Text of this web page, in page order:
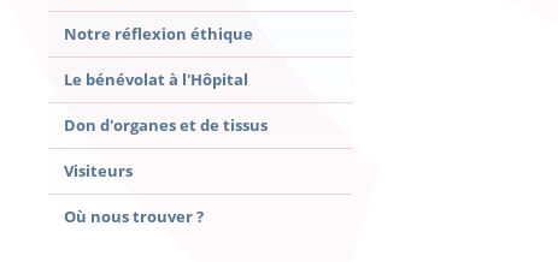
Notre réflexion éthique
Le bénévolat à l'Hôpital
Don d'organes et de tissus
Visiteurs
Où nous trouver ?